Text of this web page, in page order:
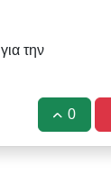
την
0